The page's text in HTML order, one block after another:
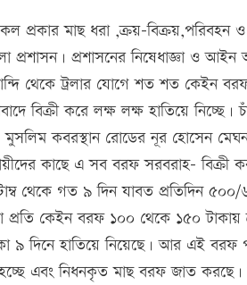
প্রকার মাছ ধরা ,ক্রয়-
প্রশাসন। প্রশাসনের নিষেধাজ্ঞা ও
থেকে ট্রলার যোগে শত শত কেইন
বিক্রী করে লক্ষ লক্ষ হাতিয়ে
কবরস্থান রোডের নূর হোসেন
কাছে এ সব বরফ সরবরাহ- বিক্রী
থেকে গত ৯ দিন যাবত প্রতিদিন
প্রতি কেইন বরফ ১০০ থেকে ১৫০
৯ দিনে হাতিয়ে নিয়েছে। আর এই বরফ
এবং নিধনকৃত মাছ বরফ জাত করছে।